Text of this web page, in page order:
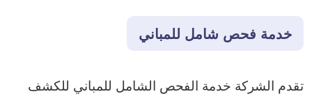
خدمة فحص شامل للمباني
تقدم الشركة خدمة الفحص الشامل للمباني للكشف